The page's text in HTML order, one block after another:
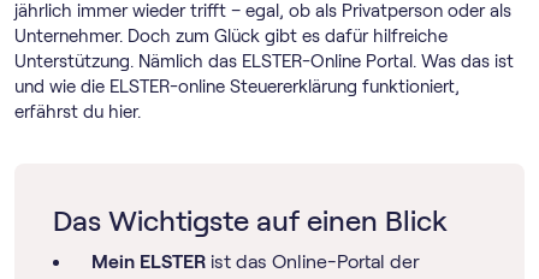
jährlich immer wieder trifft – egal, ob als Privatperson oder als
Unternehmer. Doch zum Glück gibt es dafür hilfreiche
Unterstützung. Nämlich das ELSTER-Online Portal. Was das ist
und wie die ELSTER-online Steuererklärung funktioniert,
erfährst du hier.
Das Wichtigste auf einen Blick
Mein ELSTER ist das Online-Portal der